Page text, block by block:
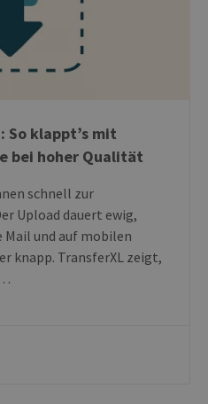
So klappt’s mit
bei hoher Qualität
schnell zur
Upload dauert ewig,
Mail und auf mobilen
knapp. TransferXL zeigt,